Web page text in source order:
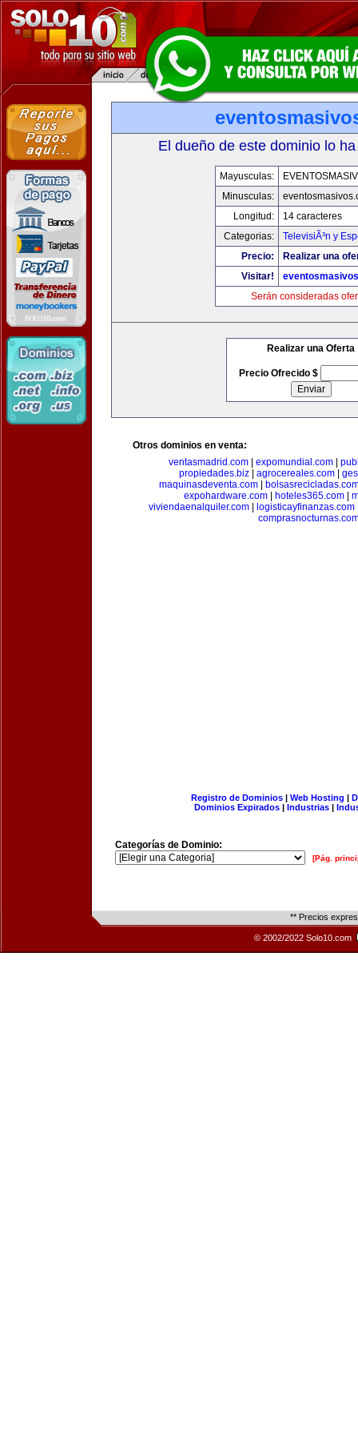
El dueño de este dominio lo
Mayusculas:
Minusculas:
Longitud:
14 caracteres
Categorias:
TelevisiÃ³n y
Precio:
Realizar una
Visitar!
Serán consideradas
Realizar una Oferta
Precio Ofrecido $
Otros dominios en venta:
ventasmadrid.com
expomundial.com
propiedades.biz| agrocereales.com|
maquinasdeventa.com
expohardware.com| hoteles365.com|
viviendaenalquiler.com
logisticayfinanzas.com
Registro de Dominios| Web Hosting |
Dominios Expirados | Industrias |
Categorías de Dominio:
[Pág.
** Precios
© 2002/2022 Solo10.com